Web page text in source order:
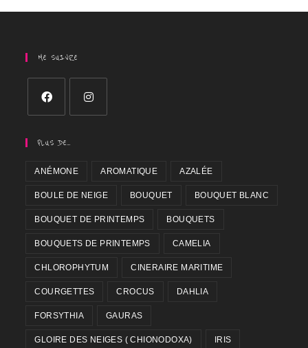
ME SUIVRE
PLUS DE…
ANÉMONE AROMATIQUE AZALÉE
BOULE DE NEIGE BOUQUET BOUQUET BLANC
BOUQUET DE PRINTEMPS BOUQUETS
BOUQUETS DE PRINTEMPS CAMELIA
CHLOROPHYTUM CINERAIRE MARITIME
COURGETTES CROCUS DAHLIA
FORSYTHIA GAURAS
GLOIRE DES NEIGES ( CHIONODOXA) IRIS